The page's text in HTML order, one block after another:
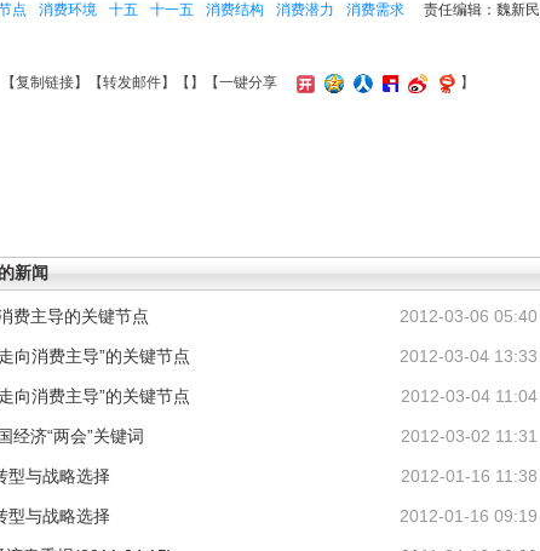
责任编辑：魏新民
点 消费环境 十五 十一五 消费结构 消费潜力
消费需求
复制链接】【转发邮件】【 】 【一键分享 】
新闻
2012-03-06 05:40
费主导的关键节点
2012-03-04 13:33
向消费主导”的关键节点
2012-03-04 11:04
向消费主导”的关键节点
2012-03-02 11:31
济“两会”关键词
2012-01-16 11:38
型与战略选择
2012-01-16 09:19
型与战略选择